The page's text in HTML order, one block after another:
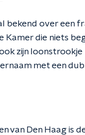
bekend over
Kamer die niets
zijn
met een
van Den Haag is